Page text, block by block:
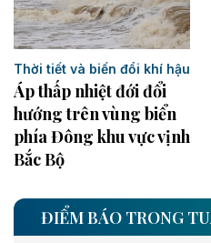
Thời tiết và biến đổi khí hậu
Áp thấp nhiệt đới đổi
hướng trên vùng biển
phía Đông khu vực vịnh
Bắc Bộ
ĐIỂM BÁO TRONG